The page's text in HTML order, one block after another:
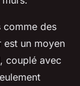
comme des
est un moyen
couplé avec